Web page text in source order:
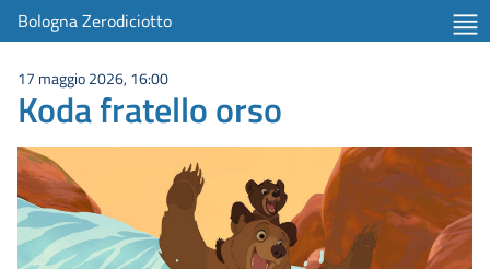
Bologna Zerodiciotto
17 maggio 2026, 16:00
Koda fratello orso